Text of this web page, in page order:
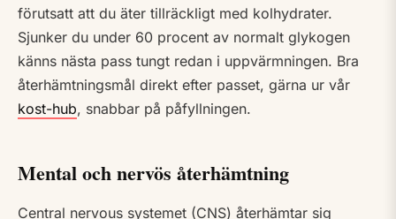
förutsatt att du äter tillräckligt med kolhydrater.
Sjunker du under 60 procent av normalt glykogen
känns nästa pass tungt redan i uppvärmningen. Bra
återhämtningsmål direkt efter passet, gärna ur vår
kost-hub, snabbar på påfyllningen.
Mental och nervös återhämtning
Central nervous systemet (CNS) återhämtar sig